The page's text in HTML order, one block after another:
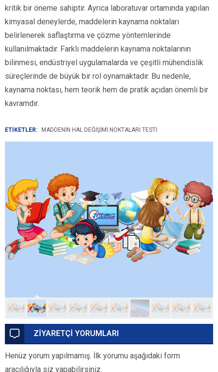
kritik bir öneme sahiptir. Ayrıca laboratuvar ortamında yapılan
kimyasal deneylerde, maddelerin kaynama noktaları
belirlenerek saflaştırma ve çözme yöntemlerinde
kullanılmaktadır. Farklı maddelerin kaynama noktalarının
bilinmesi, endüstriyel uygulamalarda ve çeşitli mühendislik
süreçlerinde de büyük bir rol oynamaktadır. Bu nedenle,
kaynama noktası, hem teorik hem de pratik açıdan önemli bir
kavramdır.
ETİKETLER: MADDENIN HAL DEĞIŞIMI NOKTALARI TESTI
ZİYARETÇİ YORUMLARI
Henüz yorum yapılmamış. İlk yorumu aşağıdaki form
aracılığıyla siz yapabilirsiniz.